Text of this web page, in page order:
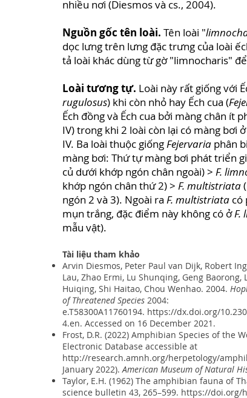
nhiều nơi (Diesmos và cs., 2004).
Nguồn gốc tên loài. Tên loài "
dọc lưng trên lưng đặc trưng của loài
tả loài khác dùng từ gờ "limnocharis"
Loài tương tự. Loài này rất giống với
rugulosus) khi còn nhỏ hay Ếch cua (
Ếch đồng và Ếch cua bởi màng chân ít
IV) trong khi 2 loài còn lại có màng bơi
IV. Ba loài thuộc giống Fejervaria phân
màng bơi: Thứ tự màng bơi phát triển
củ dưới khớp ngón chân ngoài) > F.
khớp ngón chân thứ 2) > F. multistriata
ngón 2 và 3). Ngoài ra F. multistriata có
mụn trắng, đặc điểm này không có ởF.
mẫu vật).
Tài liệu tham khảo
Arvin Diesmos, Peter Paul van Dijk, Robert
Lau, Zhao Ermi, Lu Shunqing, Geng Baorong,
Huiqing, Shi Haitao, Chou Wenhao. 2004.
of Threatened Species 2004:
e.T58300A11760194. https://dx.doi.org/
4.en. Accessed on 16 December 2021.
Frost, D.R. (2022) Amphibian Species of the
Electronic Database accessible at
http://research.amnh.org/herpetology/
January 2022). American Museum of Natural
Taylor, E.H. (1962) The amphibian fauna of
science bulletin 43, 265–599. https://doi.org/